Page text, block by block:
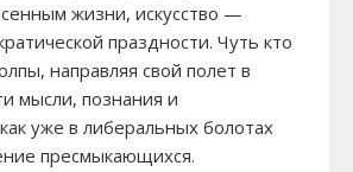
жизни, искусство —
праздности. Чуть кто
направляя свой полет в
мысли, познания и
уже в либеральных болотах
пресмыкающихся.